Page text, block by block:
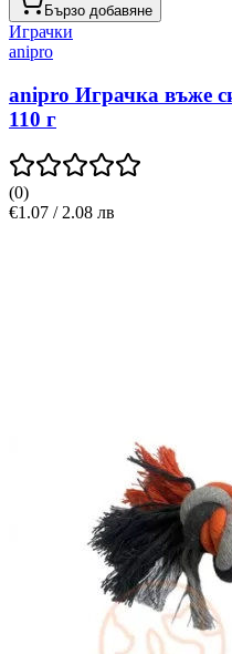
Бързо добавяне
Играчки
anipro
anipro Играчка въже
110 г
(0)
€1.07 / 2.08 лв